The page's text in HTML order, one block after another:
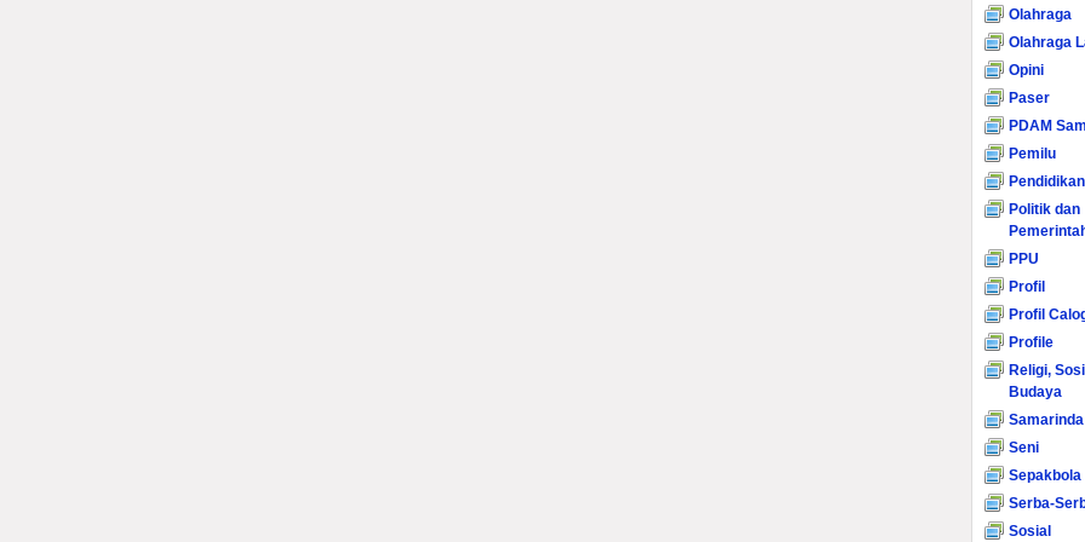
Olahraga
Olahraga
Opini
Paser
PDAM
Pemilu
Pendidikan
Politik dan
PPU
Profil
Profil
Profile
Religi,
Budaya
Samarinda
Seni
Sepakbola
Serba-
Sosial